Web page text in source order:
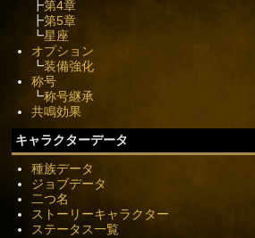
┣第4章
┣第5章
┗星座
オプション
┗装備強化
称号
┗称号継承
共鳴効果
キャラクターデータ
種族データ
ジョブデータ
二つ名
ストーリーキャラクター
ステータス一覧